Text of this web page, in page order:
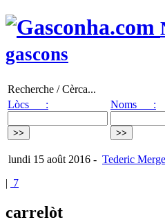
gascons
Recherche / Cèrca...
Lòcs :
Noms :
lundi 15 août 2016 - Tederic
| 7
carrelòt